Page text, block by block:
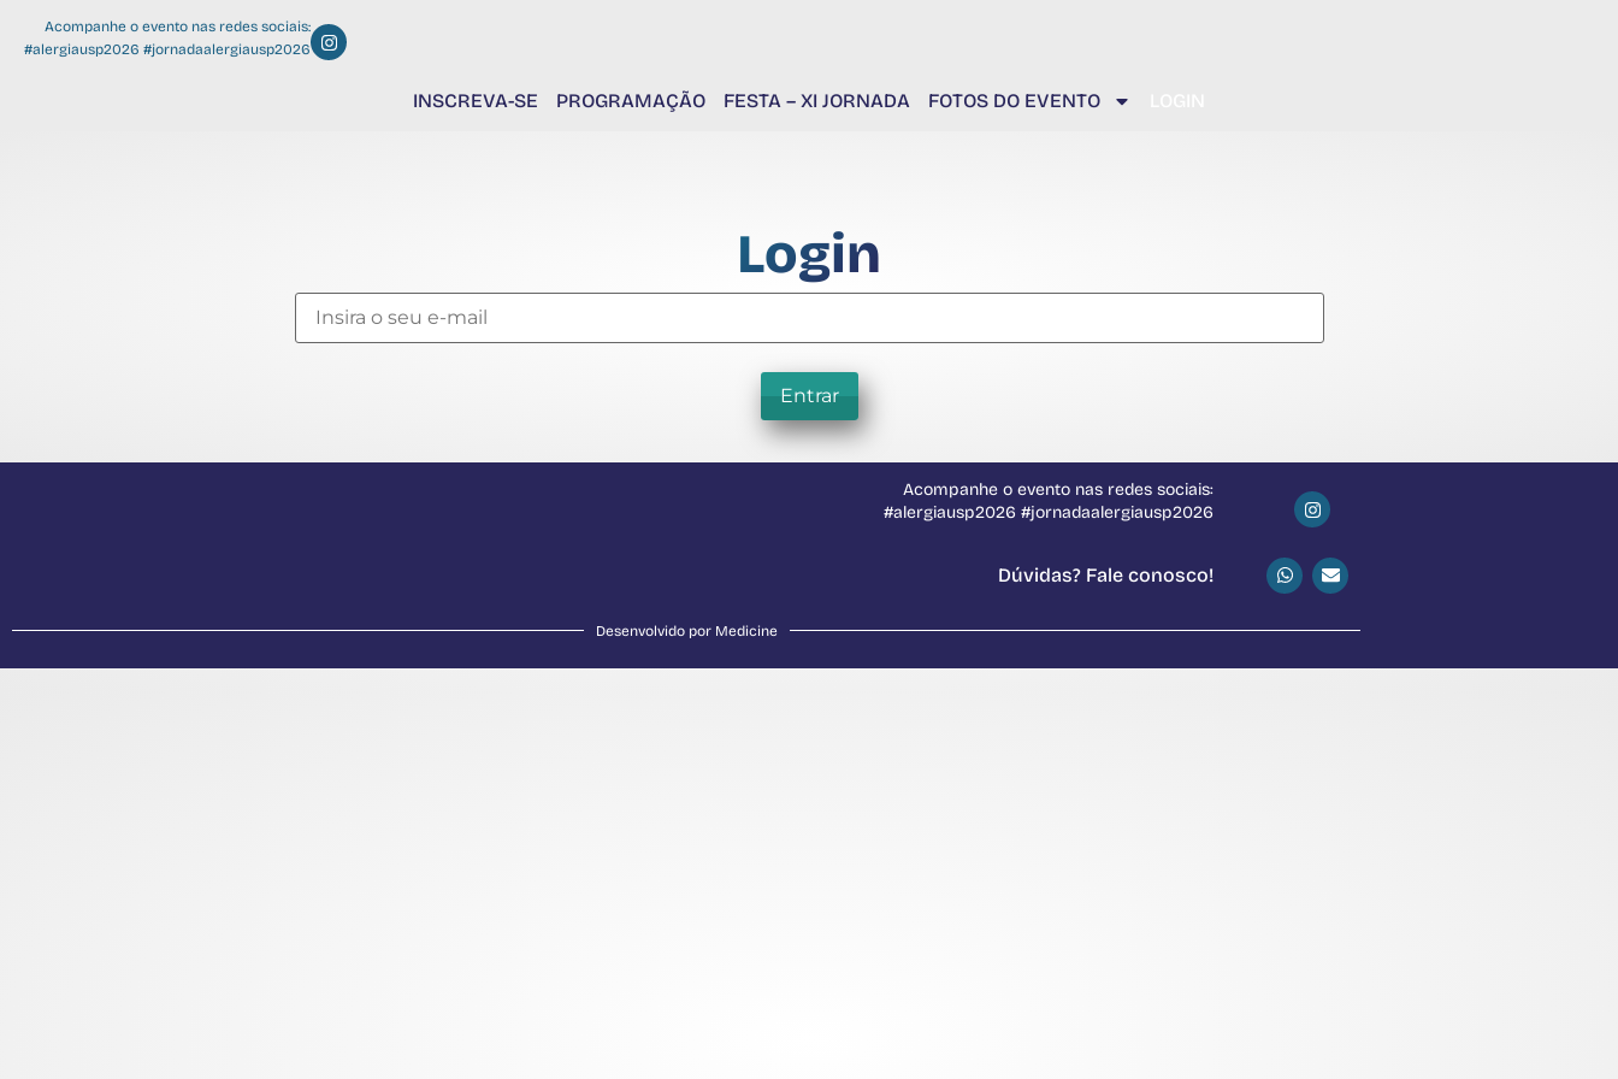
Acompanhe o evento nas redes sociais:
#alergiausp2026 #jornadaalergiausp2026
INSCREVA-SE PROGRAMAÇÃO FESTA – XI JORNADA FOTOS DO EVENTO
Login
Entrar
Acompanhe o evento nas redes sociais:
#alergiausp2026 #jornadaalergiausp2026
Dúvidas? Fale conosco!
Desenvolvido por Medicine